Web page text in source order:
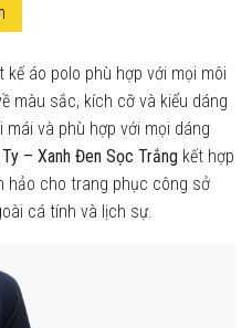
áo polo phù hợp với mọi môi
màu sắc, kích cỡ và kiểu dáng
và phù hợp với mọi dáng
– Xanh Đen Sọc Trắng kết hợp
hảo cho trang phục công sở
cá tính và lịch sự.